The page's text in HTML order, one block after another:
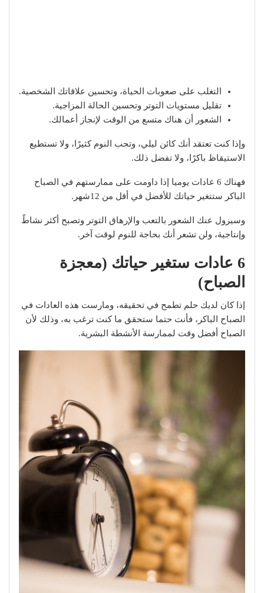
التغلب على صعوبات الحياة، وتحسين علاقاتك الشخصية.
تقليل مستويات التوتر وتحسين الحالة المزاجية.
الشعور أن هناك متسع من الوقت لإنجاز أعمالك.
وإذا كنت تعتقد أنك كائن ليلي، وتحب النوم كثيرًا، ولا تستطيع
الاستيقاظ باكرًا، ولا تفضل ذلك.
فهناك 6 عادات يوميا إذا داومت على ممارستهم في الصباح
الباكر ستتغير حياتك للأفضل في أقل من 12شهر.
وسيزول عنك الشعور بالتعب والإرهاق التوتر وتصبح أكثر نشاطً
وإنتاجية، ولن تشعر أنك بحاجة للنوم لوقت آخر.
6 عادات ستغير حياتك (معجزة
الصباح)
إذا كان لديك حلم تطمح في تحقيقه، ومارست هذه العادات في
الصباح الباكر، فأنت حتما ستحقق ما كنت ترغب به، وذلك لأن
الصباح أفضل وقت لممارسة الأنشطة البشرية.